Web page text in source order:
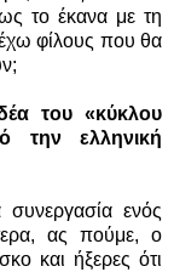
το έκανα με τη
έχω φίλους που θα
του «κύκλου
την ελληνική
ενός
ας πούμε, ο
και ήξερες ότι